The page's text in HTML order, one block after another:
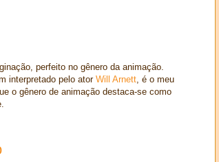
perfeito no gênero da animação.
interpretado pelo ator Will Arnett , é o meu
o gênero de animação destaca-se como